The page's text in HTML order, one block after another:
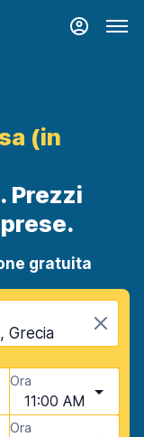
(in
Prezzi
gratuita
Grecia
Ora
11:00 AM
Ora